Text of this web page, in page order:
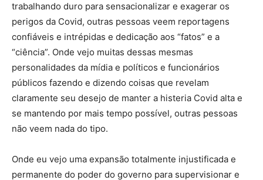
trabalhando duro para sensacionalizar e exagerar os
perigos da Covid, outras pessoas veem reportagens
confiáveis ​​e intrépidas e dedicação aos “fatos” e a
“ciência”. Onde vejo muitas dessas mesmas
personalidades da mídia e políticos e funcionários
públicos fazendo e dizendo coisas que revelam
claramente seu desejo de manter a histeria Covid alta e
se mantendo por mais tempo possível, outras pessoas
não veem nada do tipo.
Onde eu vejo uma expansão totalmente injustificada e
permanente do poder do governo para supervisionar e